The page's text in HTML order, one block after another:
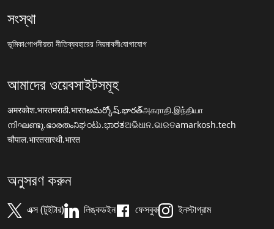
সংস্থা
ভূমিকাগোপনীয়তা নীতিব্যবহারের নিয়মাবলীযোগাযোগ
আমাদের ওয়েবসাইটসমূহ
अमरकोश.भारतमराठी.भारतఅమర్కోష్.భారత్அகராதி.இந்தியா
നിഘണ്ടു.ഭാരതംನಿಘಂಟು.ಭಾರತଅଭିଧାନ.ଭାରତamarkosh.tech
चौपाल.भारतसारथी.भारत
অনুসরণ করুন
এক্স (টুইটার) লিঙ্কডইন ফেসবুক ইনস্টাগ্রাম